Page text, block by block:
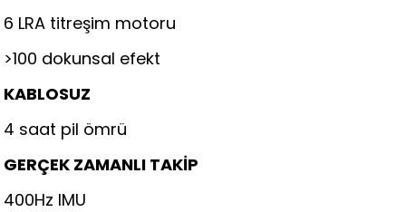
6 LRA titreşim motoru
>100 dokunsal efekt
KABLOSUZ
4 saat pil ömrü
GERÇEK ZAMANLI TAKİP
400Hz IMU